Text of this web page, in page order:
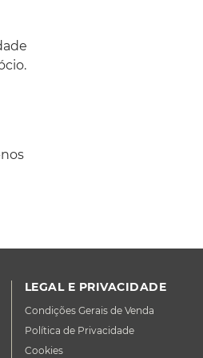
LEGAL E PRIVACIDADE
Condições Gerais de Venda
Política de Privacidade
Cookies